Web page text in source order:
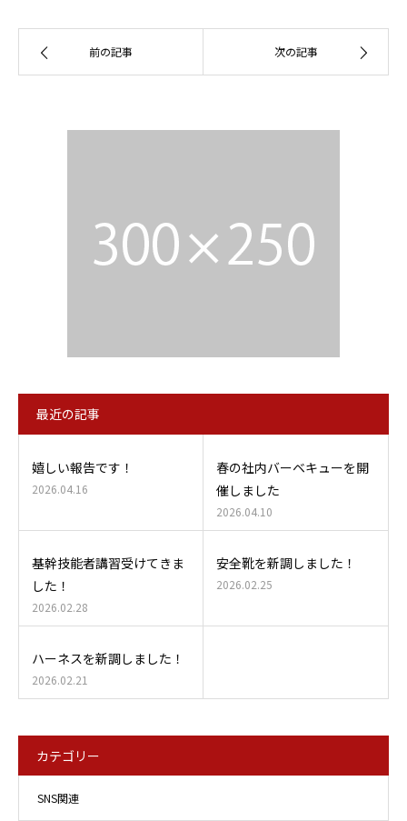
前の記事 次の記事
最近の記事
嬉しい報告です！
2026.04.16
春の社内バーベキューを開
催しました
2026.04.10
基幹技能者講習受けてきま
した！
2026.02.28
安全靴を新調しました！
2026.02.25
ハーネスを新調しました！
2026.02.21
カテゴリー
SNS関連